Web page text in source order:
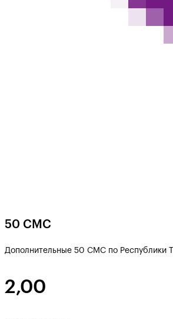
50 СМС
Дополнительные 50 СМС по Республики
2,00